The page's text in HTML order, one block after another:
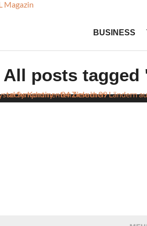
BUSINESS
All posts tagged